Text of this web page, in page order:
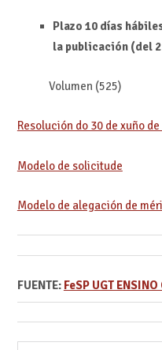
Plazo 10 días
la publicación (del
Volumen (525)
Resolución do 30 de xuño
Modelo de solicitude
Modelo de alegación de
FUENTE: FeSP UGT